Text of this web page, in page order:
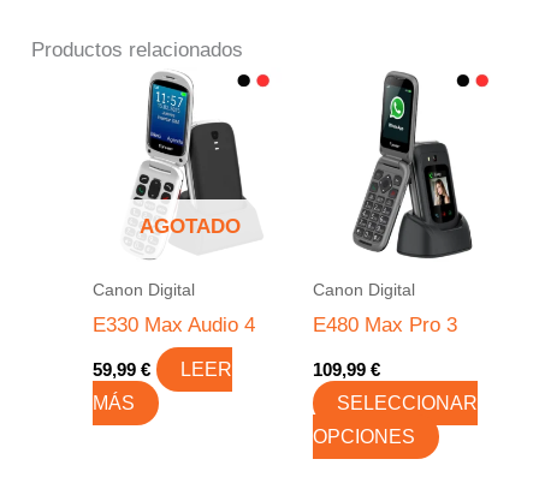
Productos relacionados
AGOTADO
Canon Digital
E330 Max Audio 4
59,99€
LEER
MÁS
Canon Digital
E480 Max Pro 3
109,99 €
SELECCIONAR
OPCIONES
Este
tiene
múltiples
variantes.
Las
se
elegir
la